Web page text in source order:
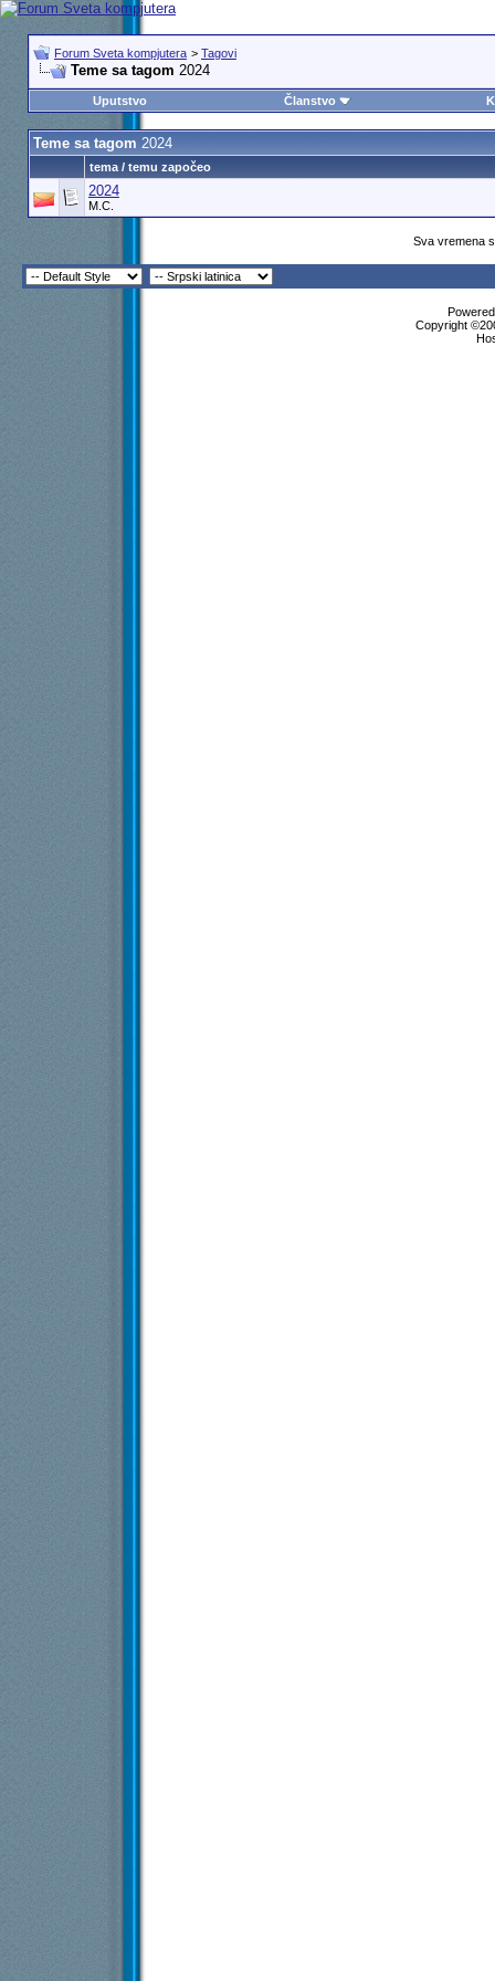
Forum Sveta kompjutera > Tagovi
Teme sa tagom 2024
Uputstvo Članstvo
Teme sa tagom 2024
tema / temu započeo
2024
M.C.
Sva vremena
Copyright